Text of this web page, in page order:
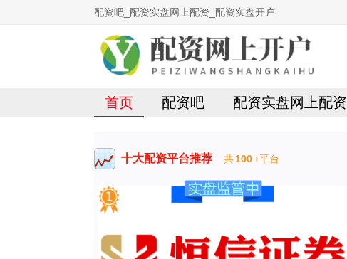
配资吧_配资实盘网上配资_配资实盘开户
首页 配资吧 配资实盘网上配资
十大配资平台推荐 共100+平台